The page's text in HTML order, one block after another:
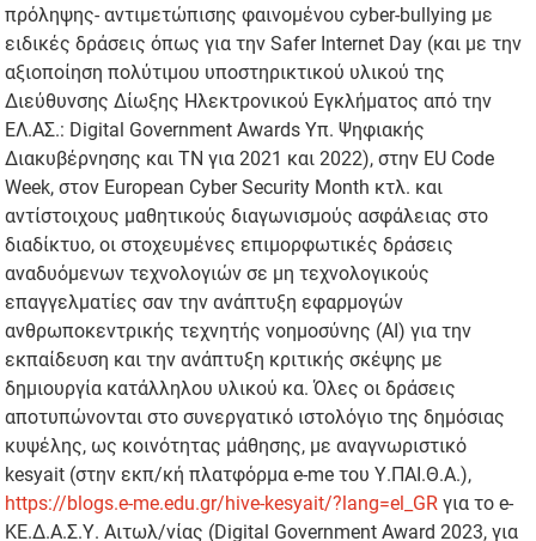
πρόληψης- αντιμετώπισης φαινομένου cyber-bullying με
ειδικές δράσεις όπως για την Safer Internet Day (και με την
αξιοποίηση πολύτιμου υποστηρικτικού υλικού της
Διεύθυνσης Δίωξης Ηλεκτρονικού Εγκλήματος από την
ΕΛ.ΑΣ.: Digital Government Awards Υπ. Ψηφιακής
Διακυβέρνησης και ΤΝ για 2021 και 2022), στην EU Code
Week, στον European Cyber Security Month κτλ. και
αντίστοιχους μαθητικούς διαγωνισμούς ασφάλειας στο
διαδίκτυο, οι στοχευμένες επιμορφωτικές δράσεις
αναδυόμενων τεχνολογιών σε μη τεχνολογικούς
επαγγελματίες σαν την ανάπτυξη εφαρμογών
ανθρωποκεντρικής τεχνητής νοημοσύνης (ΑΙ) για την
εκπαίδευση και την ανάπτυξη κριτικής σκέψης με
δημιουργία κατάλληλου υλικού κα. Όλες οι δράσεις
αποτυπώνονται στο συνεργατικό ιστολόγιο της δημόσιας
κυψέλης, ως κοινότητας μάθησης, με αναγνωριστικό
kesyait (στην εκπ/κή πλατφόρμα e-me του Υ.ΠΑΙ.Θ.Α.),
https://blogs.e-me.edu.gr/hive-kesyait/?lang=el_GR για το e-
ΚΕ.Δ.Α.Σ.Υ. Αιτωλ/νίας (Digital Government Award 2023, για